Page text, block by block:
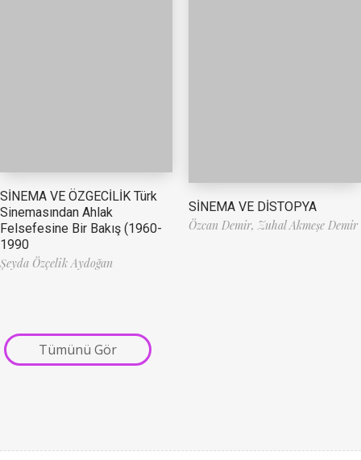
SİNEMA VE ÖZGECİLİK Türk
Sinemasından Ahlak
Felsefesine Bir Bakış (1960-
1990
Şeyda Özçelik Aydoğan
SİNEMA VE DİSTOPYA
Özcan Demir, Zuhal Akmeşe Demir
Tümünü Gör